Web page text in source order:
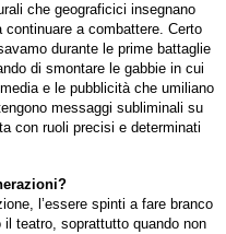
che geograficici insegnano
a combattere. Certo
durante le prime battaglie
di smontare le gabbie in cui
e le pubblicità che umiliano
messaggi subliminali su
con ruoli precisi e determinati
l’essere spinti a fare branco
teatro, soprattutto quando non